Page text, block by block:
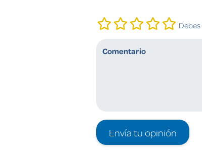
Envía tu opinión